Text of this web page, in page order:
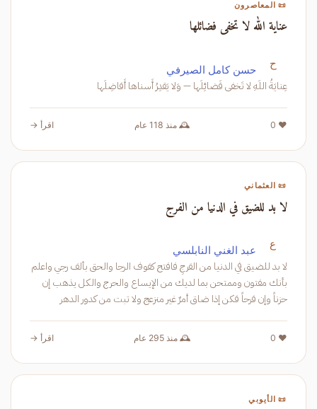
📜 المعاصرون
عناية الله لا تخفى فضائلها
ح حسن كامل الصيرفي
عِنايَةُ اللَهِ لا تَخفى فَضائِلَها — وَلا يَقدِرُ أَسناها أَفاضِلَها
❤️ 0 🕰️ منذ 118 عام اقرأ →
📜 العثماني
لا بد للضيق في الدنيا من الفرج
ع عبد الغني النابلسي
لا بد للضيق في الدنيا من الفرجِ فافتح كفوف الرجا والحق بألف رجي واعلم
بأنك مفتون وممتحن بما لديك من الإيساع والحرج والكل يذهب إن
حزناً وإن فرحاً فكن إذا ضاق أمرٌ غير منزعج ولا تبت من كدور الدهر
❤️ 0 🕰️ منذ 295 عام اقرأ →
📜 الأيوبي